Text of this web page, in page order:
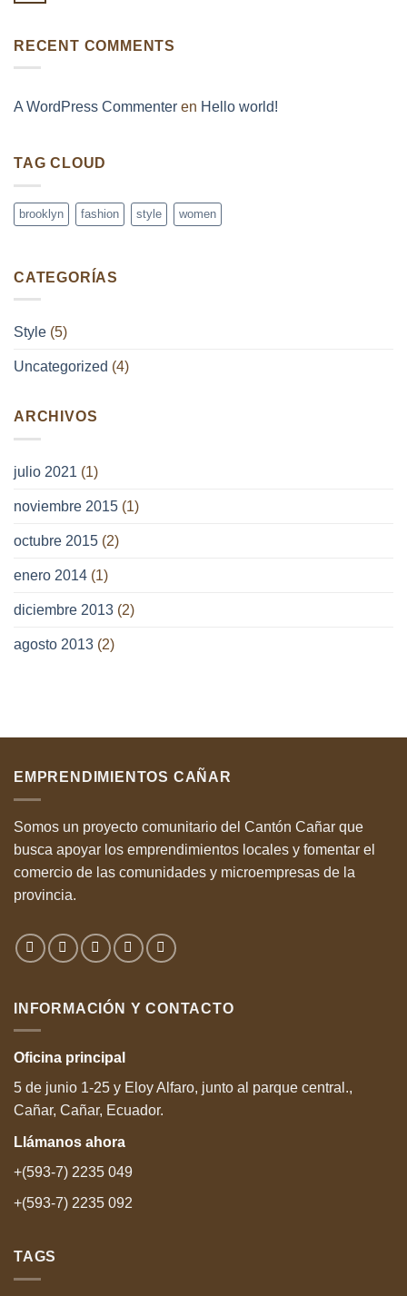
A
RECENT COMMENTS
A WordPress Commenter en Hello world!
TAG CLOUD
brooklyn fashion style women
CATEGORÍAS
Style (5)
Uncategorized (4)
ARCHIVOS
julio 2021 (1)
noviembre 2015 (1)
octubre 2015 (2)
enero 2014 (1)
diciembre 2013 (2)
agosto 2013 (2)
EMPRENDIMIENTOS CAÑAR
Somos un proyecto comunitario del Cantón Cañar que
busca apoyar los emprendimientos locales y fomentar el
comercio de las comunidades y microempresas de la
provincia.
INFORMACIÓN Y CONTACTO
Oficina principal
5 de junio 1-25 y Eloy Alfaro, junto al parque central.,
Cañar, Cañar, Ecuador.
Llámanos ahora
+(593-7) 2235 049
+(593-7) 2235 092
TAGS